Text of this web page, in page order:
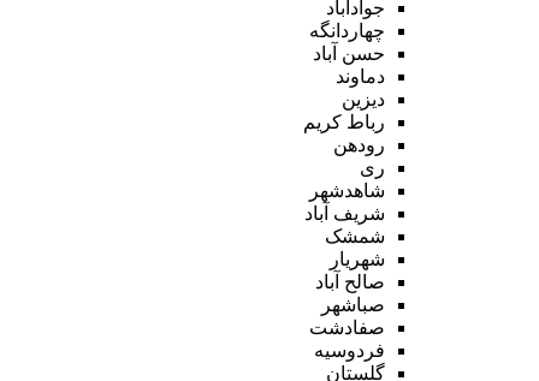
جوادآباد
چهاردانگه
حسن آباد
دماوند
دیزین
رباط کریم
رودهن
ری
شاهدشهر
شریف آباد
شمشک
شهریار
صالح آباد
صباشهر
صفادشت
فردوسیه
گلستان